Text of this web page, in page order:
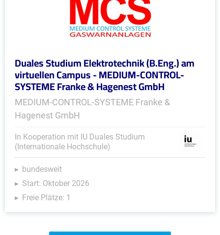
Duales Studium Elektrotechnik (B.Eng.) am
virtuellen Campus - MEDIUM-CONTROL-
SYSTEME Franke & Hagenest GmbH
MEDIUM-CONTROL-SYSTEME Franke &
Hagenest GmbH
In Kooperation mit IU Duales Studium
(Internationale Hochschule)
bundesweit
Start: Oktober 2026
Freie Plätze: 1